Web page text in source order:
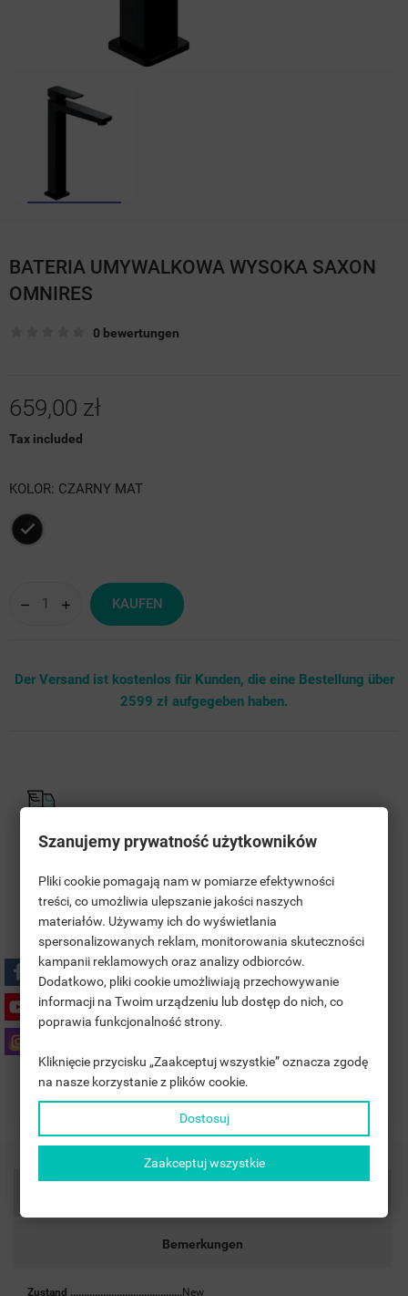
BATERIA UMYWALKOWA WYSOKA SAXON
OMNIRES
0 bewertungen
659,00 zł
Tax included
KOLOR: CZARNY MAT
Czarny
KAUFEN
Der Versand ist kostenlos für Kunden, die eine Bestellung über
2599 zł aufgegeben haben.
Polityka prywatności
Zasady dostawy
Zasady zwrotu
Bemerkungen
Zustand New
MOJE LISTY ŻYCZEŃ
((TITLE))
((LABEL))
((CANCELTEXT))
ANMELDEN
SIE MÜSSEN ANGEMELDET SEIN, UM ARTIKEL IHRER
WUNSCHLISTE HINZUFÜGEN ZU KÖNNEN.
((CANCELTEXT)) ((LOGINTEXT))
Szanujemy prywatność użytkowników
Pliki cookie pomagają nam w pomiarze efektywności
treści, co umożliwia ulepszanie jakości naszych
materiałów. Używamy ich do wyświetlania
spersonalizowanych reklam, monitorowania skuteczności
kampanii reklamowych oraz analizy odbiorców.
Dodatkowo, pliki cookie umożliwiają przechowywanie
informacji na Twoim urządzeniu lub dostęp do nich, co
poprawia funkcjonalność strony.
Kliknięcie przycisku „Zaakceptuj wszystkie” oznacza zgodę
na nasze korzystanie z plików cookie.
Dostosuj
Zaakceptuj wszystkie